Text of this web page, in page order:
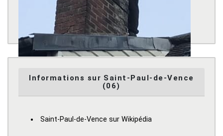
Informations sur Saint-Paul-de-Vence
(06)
Saint-Paul-de-Vence sur Wikipédia